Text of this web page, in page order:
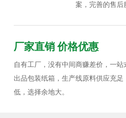
案，完善的售后
厂家直销 价格优惠
自有工厂，没有中间商赚差价，一站
出品包装纸箱，生产线原料供应充足
低，选择余地大。